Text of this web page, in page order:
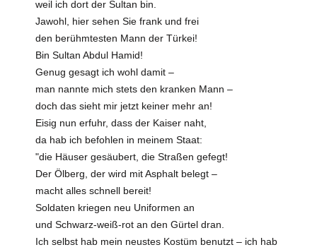
weil ich dort der Sultan bin.
Jawohl, hier sehen Sie frank und frei
den berühmtesten Mann der Türkei!
Bin Sultan Abdul Hamid!
Genug gesagt ich wohl damit –
man nannte mich stets den kranken Mann –
doch das sieht mir jetzt keiner mehr an!
Eisig nun erfuhr, dass der Kaiser naht,
da hab ich befohlen in meinem Staat:
"die Häuser gesäubert, die Straßen gefegt!
Der Ölberg, der wird mit Asphalt belegt –
macht alles schnell bereit!
Soldaten kriegen neu Uniformen an
und Schwarz-weiß-rot an den Gürtel dran.
Ich selbst hab mein neustes Kostüm benutzt – ich hab